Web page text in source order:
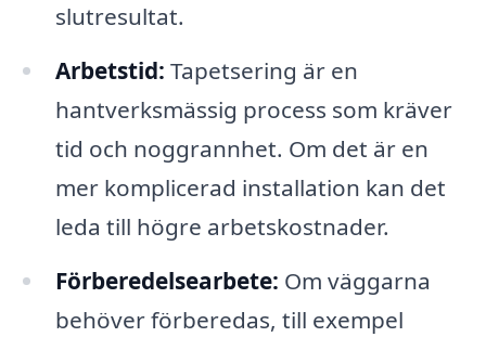
slutresultat.
Arbetstid: Tapetsering är en
hantverksmässig process som kräver
tid och noggrannhet. Om det är en
mer komplicerad installation kan det
leda till högre arbetskostnader.
Förberedelsearbete: Om väggarna
behöver förberedas, till exempel